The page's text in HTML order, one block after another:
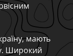
мають
Широкий